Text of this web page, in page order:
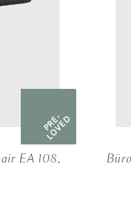
PRE-
LOVED
EA 108,